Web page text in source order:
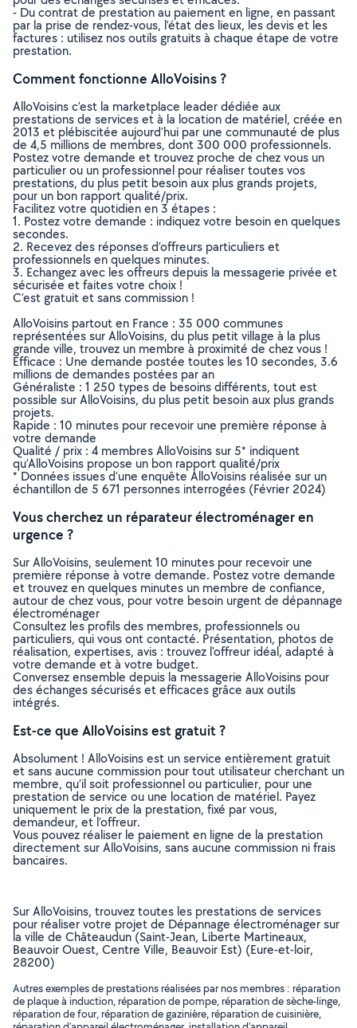
- Du contrat de prestation au paiement en ligne, en passant
par la prise de rendez-vous, l’état des lieux, les devis et les
factures : utilisez nos outils gratuits à chaque étape de votre
prestation.
Comment fonctionne AlloVoisins ?
AlloVoisins c’est la marketplace leader dédiée aux
prestations de services et à la location de matériel, créée en
2013 et plébiscitée aujourd’hui par une communauté de plus
de 4,5 millions de membres, dont 300 000 professionnels.
Postez votre demande et trouvez proche de chez vous un
particulier ou un professionnel pour réaliser toutes vos
prestations, du plus petit besoin aux plus grands projets,
pour un bon rapport qualité/prix.
Facilitez votre quotidien en 3 étapes :
1. Postez votre demande : indiquez votre besoin en quelques
secondes.
2. Recevez des réponses d’offreurs particuliers et
professionnels en quelques minutes.
3. Echangez avec les offreurs depuis la messagerie privée et
sécurisée et faites votre choix !
C’est gratuit et sans commission !
AlloVoisins partout en France : 35 000 communes
représentées sur AlloVoisins, du plus petit village à la plus
grande ville, trouvez un membre à proximité de chez vous !
Efficace : Une demande postée toutes les 10 secondes, 3.6
millions de demandes postées par an
Généraliste : 1 250 types de besoins différents, tout est
possible sur AlloVoisins, du plus petit besoin aux plus grands
projets.
Rapide : 10 minutes pour recevoir une première réponse à
votre demande
Qualité / prix : 4 membres AlloVoisins sur 5* indiquent
qu’AlloVoisins propose un bon rapport qualité/prix
* Données issues d’une enquête AlloVoisins réalisée sur un
échantillon de 5 671 personnes interrogées (Février 2024)
Vous cherchez un réparateur électroménager en
urgence ?
Sur AlloVoisins, seulement 10 minutes pour recevoir une
première réponse à votre demande. Postez votre demande
et trouvez en quelques minutes un membre de confiance,
autour de chez vous, pour votre besoin urgent de dépannage
électroménager
Consultez les profils des membres, professionnels ou
particuliers, qui vous ont contacté. Présentation, photos de
réalisation, expertises, avis : trouvez l'offreur idéal, adapté à
votre demande et à votre budget.
Conversez ensemble depuis la messagerie AlloVoisins pour
des échanges sécurisés et efficaces grâce aux outils
intégrés.
Est-ce que AlloVoisins est gratuit ?
Absolument ! AlloVoisins est un service entièrement gratuit
et sans aucune commission pour tout utilisateur cherchant un
membre, qu’il soit professionnel ou particulier, pour une
prestation de service ou une location de matériel. Payez
uniquement le prix de la prestation, fixé par vous,
demandeur, et l’offreur.
Vous pouvez réaliser le paiement en ligne de la prestation
directement sur AlloVoisins, sans aucune commission ni frais
bancaires.
Sur AlloVoisins, trouvez toutes les prestations de services
pour réaliser votre projet de Dépannage électroménager sur
la ville de Châteaudun (Saint-Jean, Liberte Martineaux,
Beauvoir Ouest, Centre Ville, Beauvoir Est) (Eure-et-loir,
28200)
Autres exemples de prestations réalisées par nos membres : réparation
de plaque à induction, réparation de pompe, réparation de sèche-linge,
réparation de four, réparation de gazinière, réparation de cuisinière,